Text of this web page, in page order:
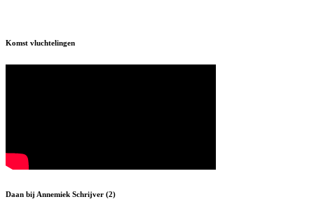
Komst vluchtelingen
Daan bij Annemiek Schrijver (2)